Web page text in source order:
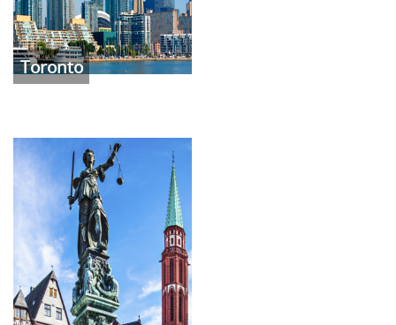
Toronto